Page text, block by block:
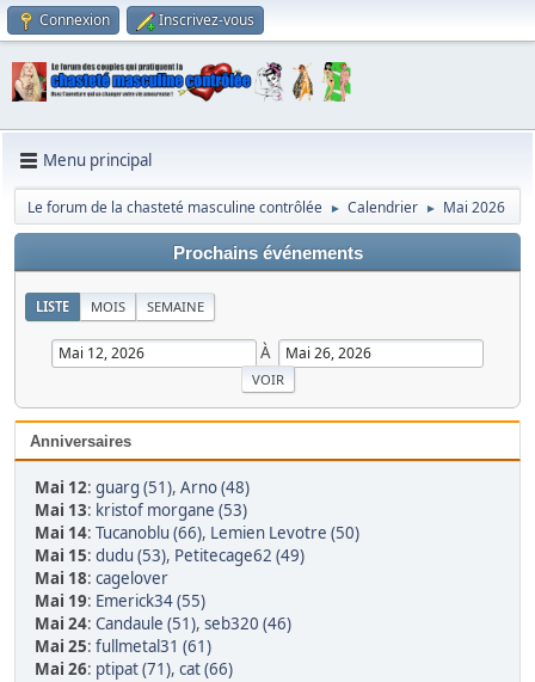
Connexion Inscrivez-vous
Menu principal
Le forum de la chasteté masculine contrôlée ► Calendrier ► Mai 2026
Prochains événements
LISTE MOIS SEMAINE
À
Anniversaires
Mai 12: guarg (51), Arno (48)
Mai 13: kristof morgane (53)
Mai 14: Tucanoblu (66), Lemien Levotre (50)
Mai 15: dudu (53), Petitecage62 (49)
Mai 18: cagelover
Mai 19: Emerick34 (55)
Mai 24: Candaule (51), seb320 (46)
Mai 25: fullmetal31 (61)
Mai 26: ptipat (71), cat (66)